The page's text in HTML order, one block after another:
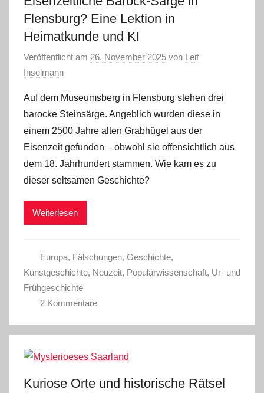
Flensburg? Eine Lektion in
Heimatkunde und KI
Veröffentlicht am 26. November 2025 von Leif
Inselmann
Auf dem Museumsberg in Flensburg stehen drei
barocke Steinsärge. Angeblich wurden diese in
einem 2500 Jahre alten Grabhügel aus der
Eisenzeit gefunden – obwohl sie offensichtlich aus
dem 18. Jahrhundert stammen. Wie kam es zu
dieser seltsamen Geschichte?
Weiterlesen
Europa, Fälschungen, Geschichte,
Kunstgeschichte, Neuzeit, Populärwissenschaft, Ur- und
Frühgeschichte
2 Kommentare
Kuriose Orte und historische Rätsel